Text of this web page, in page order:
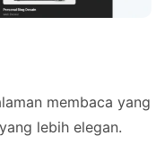
membaca yang
lebih elegan.